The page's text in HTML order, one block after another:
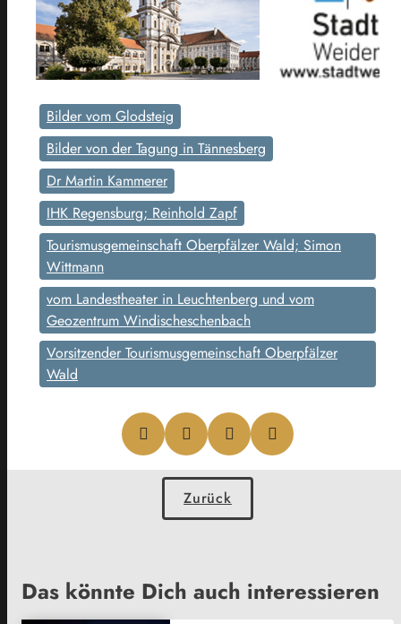
Bilder vom Glodsteig
Bilder von der Tagung in Tännesberg
Dr Martin Kammerer
IHK Regensburg; Reinhold Zapf
Tourismusgemeinschaft Oberpfälzer Wald; Simon
Wittmann
vom Landestheater in Leuchtenberg und vom
Geozentrum Windischeschenbach
Vorsitzender Tourismusgemeinschaft Oberpfälzer
Wald
Zurück
Das könnte Dich auch interessieren